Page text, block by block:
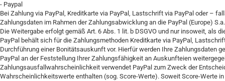
- Paypal
Bei Zahlung via PayPal, Kreditkarte via PayPal, Lastschrift via PayPal oder –
Zahlungsdaten im Rahmen der Zahlungsabwicklung an die PayPal (Europe)
Die Weitergabe erfolgt gemäß Art. 6 Abs. 1 lit. b DSGVO und nur insoweit, als
PayPal behält sich für die Zahlungsmethoden Kreditkarte via PayPal,
Durchführung einer Bonitätsauskunft vor. Hierfür werden Ihre Zahlungsdaten
PayPal an der Feststellung Ihrer Zahlungsfähigkeit an Auskunfteien
Zahlungsausfallwahrscheinlichkeit verwendet PayPal zum Zweck der
Wahrscheinlichkeitswerte enthalten (sog. Score-Werte). Soweit Score-Werte